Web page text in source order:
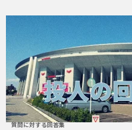
質問に対する回答集